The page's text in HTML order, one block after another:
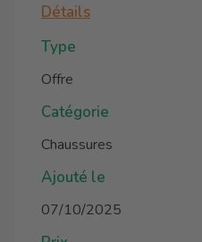
Détails
Type
Offre
Catégorie
Chaussures
Ajouté le
07/10/2025